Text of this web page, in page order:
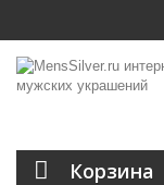
Корзина